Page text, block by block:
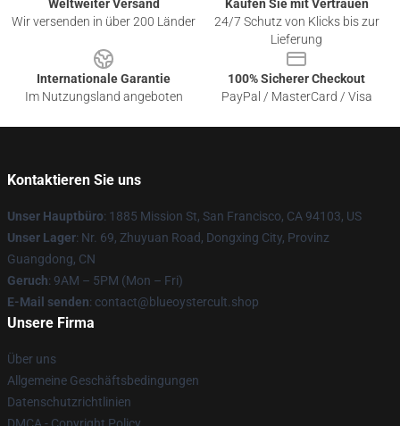
Weltweiter Versand
Wir versenden in über 200 Länder
Kaufen Sie mit Vertrauen
24/7 Schutz von Klicks bis zur
Lieferung
Internationale Garantie
Im Nutzungsland angeboten
100% Sicherer Checkout
PayPal / MasterCard / Visa
Kontaktieren Sie uns
Unser Hauptbüro: 1885 Mission St, San Francisco, CA 94103, US
Unser Lager: Nr. 69, Zhuyuan Road, Dongxing City, Provinz
Guangdong, CN
Geruch: 9AM – 5PM (Mon – Fri)
E-Mail senden: contact@blueoystercult.shop
Unsere Firma
Über uns
Allgemeine Geschäftsbedingungen
Datenschutzrichtlinien